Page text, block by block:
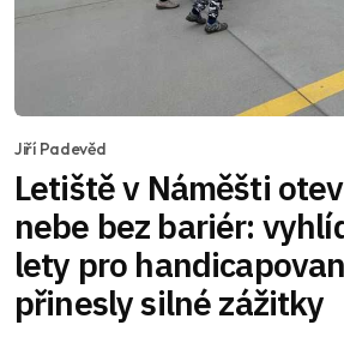
Jiří Padevěd
Letiště v Náměšti
nebe bez bariér:
lety pro
přinesly silné zážitky